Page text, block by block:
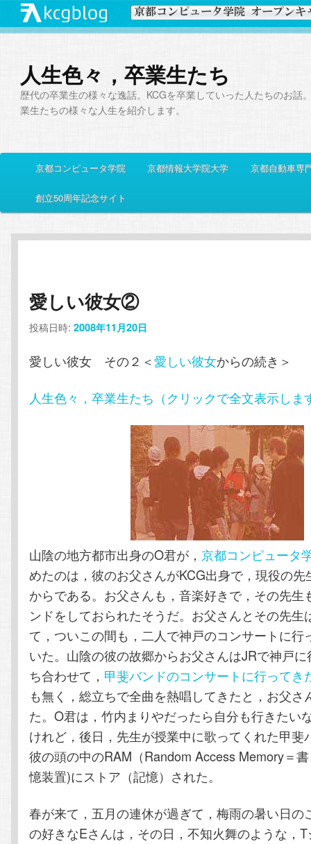
人生色々，卒業生たち
歴代の卒業生の様々な逸話。KCGを卒業していった人たちのお話
業生たちの様々な人生を紹介します。
メ
メ
イ
ン
ン
ツ
サ
ブ
コ
テ
へ
京都コンピュータ学院 京都情報大学院大学 京都自動車専
創立50周年記念サイト
愛しい彼女②
投稿日時:2008年11月20日
愛しい彼女 その２＜愛しい彼女からの続き＞
人生色々，卒業生たち（クリックで全文表示しま
山陰の地方都市出身のO君が，京都コンピュータ
めたのは，彼のお父さんがKCG出身で，現役の先
からである。お父さんも，音楽好きで，その先生
ンドをしておられたそうだ。お父さんとその先生
て，ついこの間も，二人で神戸のコンサートに行
いた。山陰の彼の故郷からお父さんはJRで神戸
ち合わせて， 甲斐バンドのコンサートに行ってき
も無く，総立ちで全曲を熱唱してきたと，お父さ
た。O君は，竹内まりやだったら自分も行きたい
けれど，後日，先生が授業中に歌ってくれた甲斐
彼の頭の中のRAM（Random Access Memory＝
憶装置)にストア（記憶）された。
春が来て，五月の連休が過ぎて，梅雨の暑い日の
の好きなEさんは，その日，不知火舞のような，